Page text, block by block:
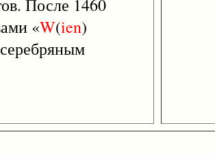
После 1460
«W(ien)